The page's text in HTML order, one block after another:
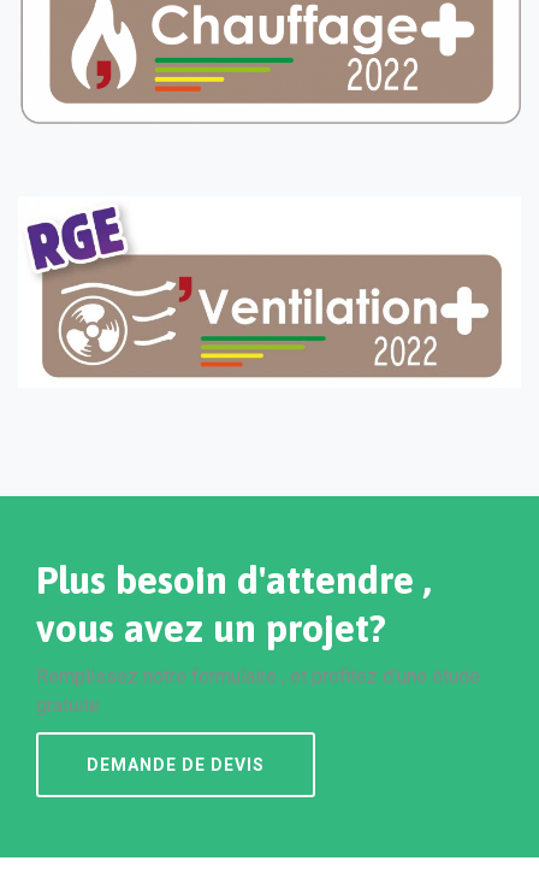
Plus besoin d'attendre ,
vous avez un projet?
Remplissez notre formulaire , et profitez d’une étude
gratuite
DEMANDE DE DEVIS